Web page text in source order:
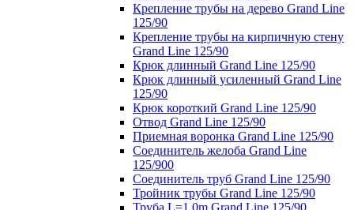
Крепление трубы на дерево Grand Line
125/90
Крепление трубы на кирпичную стену
Grand Line 125/90
Крюк длинный Grand Line 125/90
Крюк длинный усиленный Grand Line
125/90
Крюк короткий Grand Line 125/90
Отвод Grand Line 125/90
Приемная воронка Grand Line 125/90
Соединитель желоба Grand Line
125/900
Соединитель труб Grand Line 125/90
Тройник трубы Grand Line 125/90
Труба L=1.0m Grand Line 125/90